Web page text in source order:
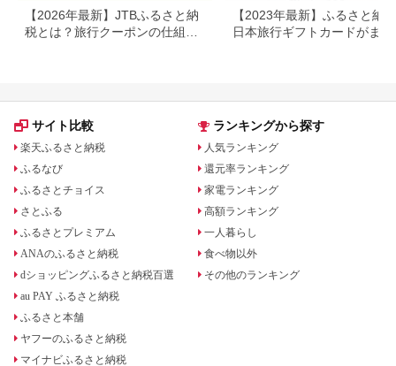
【2026年最新】JTBふるさと納
税とは？旅行クーポンの仕組
【2023年最新】ふるさと納
日本旅行ギフトカードがまだ
サイト比較
楽天ふるさと納税
ふるなび
ふるさとチョイス
さとふる
ふるさとプレミアム
ANAのふるさと納税
dショッピングふるさと納税百選
au PAY ふるさと納税
ふるさと本舗
ヤフーのふるさと納税
マイナビふるさと納税
ランキングから探す
人気ランキング
還元率ランキング
家電ランキング
高額ランキング
一人暮らし
食べ物以外
その他のランキング